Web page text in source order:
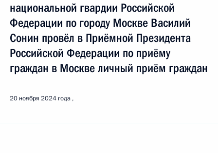
национальной гвардии Российской
Федерации по городу Москве Василий
Сонин провёл в Приёмной Президента
Российской Федерации по приёму
граждан в Москве личный приём граждан
20 ноября 2024 года